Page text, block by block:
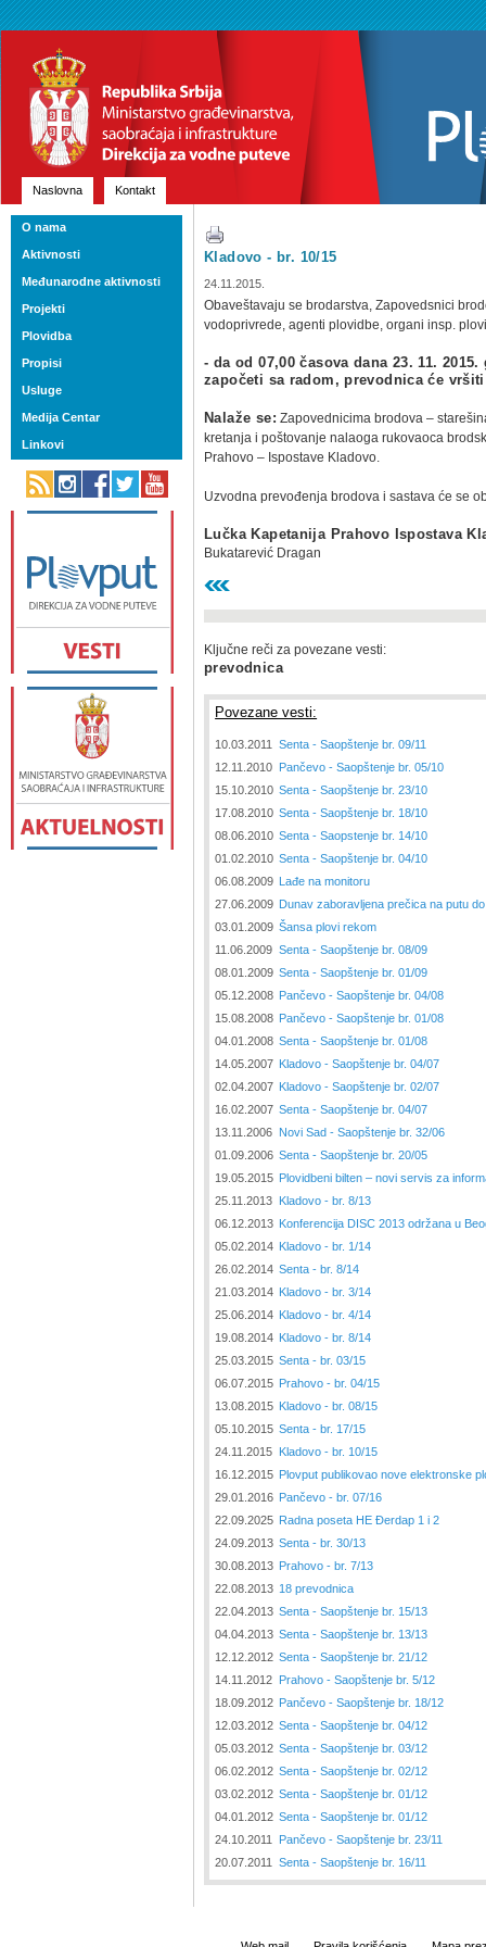
Naslovna Kontakt
Kladovo - br. 10/15
24.11.2015.
Obaveštavaju se brodarstva, Zapovedsnici
vodoprivrede, agenti plovidbe, organi insp.
- da od 07,00 časova dana 23. 11.
započeti sa radom, prevodnica će
Nalaže se: Zapovednicima brodova –
kretanja i poštovanje nalaoga rukovaoca
Prahovo – Ispostave Kladovo.
Uzvodna prevođenja brodova i sastava će se
Lučka Kapetanija Prahovo Ispostava
Bukatarević Dragan
Ključne reči za povezane vesti:
prevodnica
Povezane vesti:
10.03.2011
Senta - Saopštenje br. 09/11
12.11.2010 Pančevo - Saopštenje br. 05/10
15.10.2010 Senta - Saopštenje br. 23/10
17.08.2010 Senta - Saopštenje br. 18/10
08.06.2010 Senta - Saopstenje br. 14/10
01.02.2010 Senta - Saopštenje br. 04/10
06.08.2009 Lađe na monitoru
27.06.2009 Dunav zaboravljena prečica na putu
03.01.2009 Šansa plovi rekom
11.06.2009 Senta - Saopštenje br. 08/09
08.01.2009 Senta - Saopštenje br. 01/09
05.12.2008 Pančevo - Saopštenje br. 04/08
15.08.2008 Pančevo - Saopštenje br. 01/08
04.01.2008 Senta - Saopštenje br. 01/08
14.05.2007 Kladovo - Saopštenje br. 04/07
02.04.2007 Kladovo - Saopštenje br. 02/07
16.02.2007 Senta - Saopštenje br. 04/07
13.11.2006 Novi Sad - Saopštenje br. 32/06
01.09.2006 Senta - Saopštenje br. 20/05
19.05.2015 Plovidbeni bilten – novi servis za
25.11.2013 Kladovo - br. 8/13
06.12.2013 Konferencija DISC 2013 održana u
05.02.2014 Kladovo - br. 1/14
26.02.2014 Senta - br. 8/14
21.03.2014 Kladovo - br. 3/14
25.06.2014 Kladovo - br. 4/14
19.08.2014 Kladovo - br. 8/14
25.03.2015 Senta - br. 03/15
06.07.2015 Prahovo - br. 04/15
13.08.2015 Kladovo - br. 08/15
05.10.2015 Senta - br. 17/15
24.11.2015 Kladovo - br. 10/15
16.12.2015 Plovput publikovao nove elektronske
29.01.2016 Pančevo - br. 07/16
22.09.2025 Radna poseta HE Đerdap 1 i 2
24.09.2013 Senta - br. 30/13
30.08.2013 Prahovo - br. 7/13
22.08.2013 18 prevodnica
22.04.2013 Senta - Saopštenje br. 15/13
04.04.2013 Senta - Saopštenje br. 13/13
12.12.2012 Senta - Saopštenje br. 21/12
14.11.2012 Prahovo - Saopštenje br. 5/12
18.09.2012 Pančevo - Saopštenje br. 18/12
12.03.2012 Senta - Saopštenje br. 04/12
05.03.2012 Senta - Saopštenje br. 03/12
06.02.2012 Senta - Saopštenje br. 02/12
03.02.2012 Senta - Saopštenje br. 01/12
04.01.2012 Senta - Saopštenje br. 01/12
24.10.2011
Pančevo - Saopštenje br. 23/11
20.07.2011
Senta - Saopštenje br. 16/11
O nama
Aktivnosti
Međunarodne aktivnosti
Projekti
Plovidba
Propisi
Usluge
Medija Centar
Linkovi